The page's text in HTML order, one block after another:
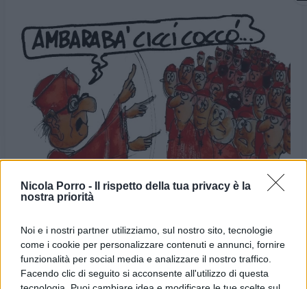
Nicola Porro -
Il rispetto della tua privacy è la
nostra priorità
Noi e i nostri partner utilizziamo, sul nostro sito, tecnologie
come i cookie per personalizzare contenuti e annunci, fornire
funzionalità per social media e analizzare il nostro traffico.
Facendo clic di seguito si acconsente all'utilizzo di questa